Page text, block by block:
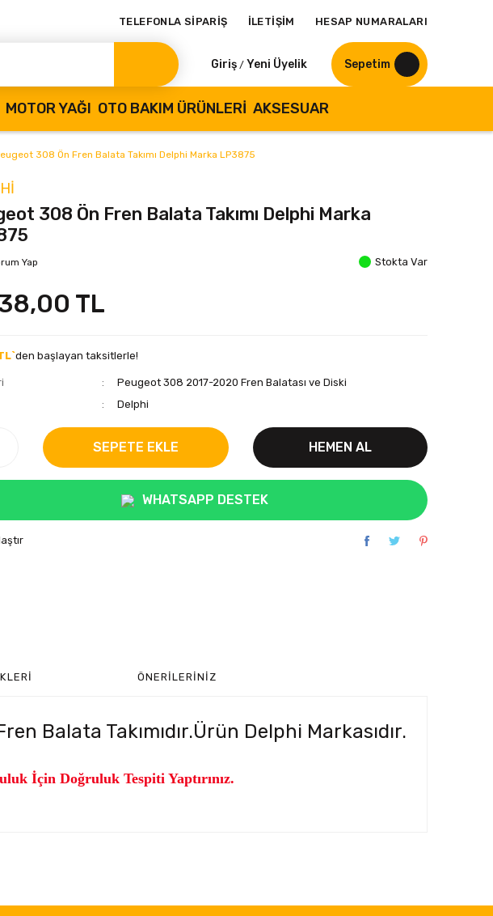
TELEFONLA SİPARİŞ İLETİŞİM HESAP NUMARALARI
Giriş / Yeni Üyelik Sepetim
MOTOR YAĞI OTO BAKIM ÜRÜNLERI AKSESUAR
308 Ön Fren Balata Takımı Delphi Marka LP3875
308 Ön Fren Balata Takımı Delphi Marka
Yap Stokta Var
TL
den başlayan taksitlerle!
Peugeot 308 2017-2020 Fren Balatası ve Diski
Delphi
SEPETE EKLE HEMEN AL
WHATSAPP DESTEK
ÖNERILERINIZ
Balata Takımıdır.Ürün Delphi Markasıdır.
İçin Doğruluk Tespiti Yaptırınız.